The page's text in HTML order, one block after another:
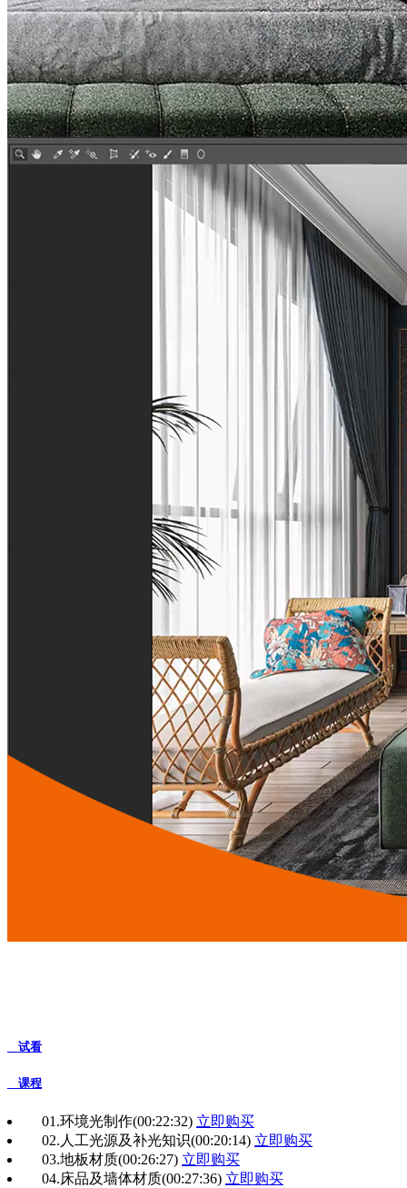
试看
课程
01.环境光制作(00:22:32) 立即购买
02.人工光源及补光知识(00:20:14) 立即购买
03.地板材质(00:26:27) 立即购买
04.床品及墙体材质(00:27:36) 立即购买